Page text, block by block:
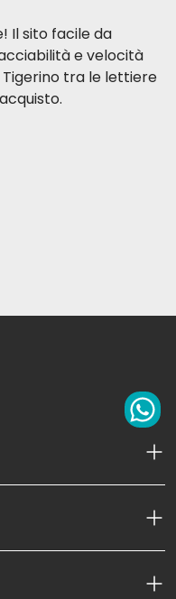
Il sito facile da
e velocità
Tigerino tra le lettiere